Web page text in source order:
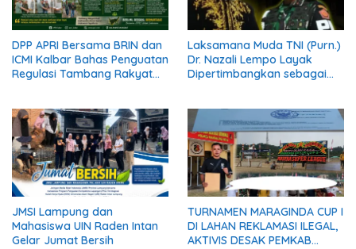
DPP APRI Bersama BRIN dan
ICMI Kalbar Bahas Penguatan
Regulasi Tambang Rakyat
Laksamana Muda TNI (Purn.)
Dr. Nazali Lempo Layak
Dipertimbangkan sebagai
Berkompromi terhadap
Penegakan Hukum
JMSI Lampung dan
Mahasiswa UIN Raden Intan
Gelar Jumat Bersih
TURNAMEN MARAGINDA CUP I
DI LAHAN REKLAMASI ILEGAL,
AKTIVIS DESAK PEMKAB